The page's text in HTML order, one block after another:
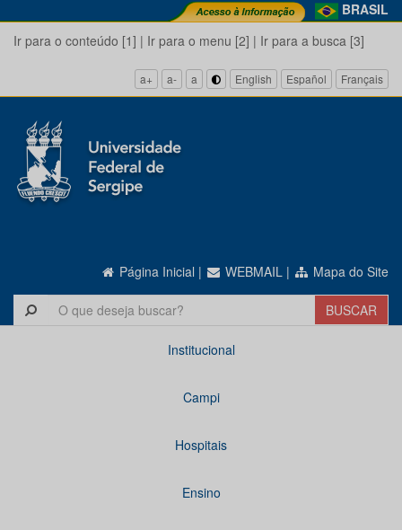
BRASIL
Ir para o conteúdo [1] | Ir para o menu [2] | Ir para a busca [3]
a+ a- a English Español Français
Página Inicial | WEBMAIL | Mapa do Site
Institucional
Campi
Hospitais
Ensino